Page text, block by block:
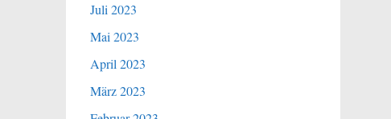
Juli 2023
Mai 2023
April 2023
März 2023